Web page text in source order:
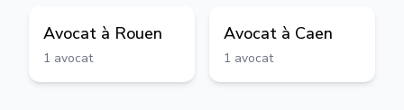
Avocat à Rouen
1 avocat
Avocat à Caen
1 avocat